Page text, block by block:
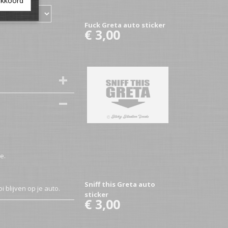
blijven op je auto.
Fuck Greta auto sticker
€ 3,00
Sniff this Greta auto
sticker
€ 3,00